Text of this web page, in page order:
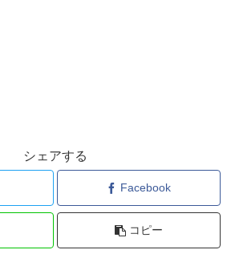
シェアする
Facebook
コピー